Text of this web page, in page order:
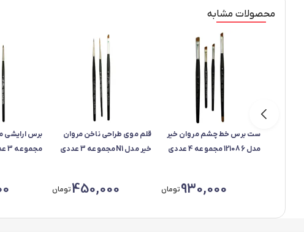
محصولات مشابه
ست برس خط چشم مروان خیر
مدل 121086 مجموعه 4 عددی
930,000تومان
قلم موی طراحی ناخن مروان
خیر مدل N1 مجموعه 3 عددی
450,000تومان
مجموعه 3 عددی